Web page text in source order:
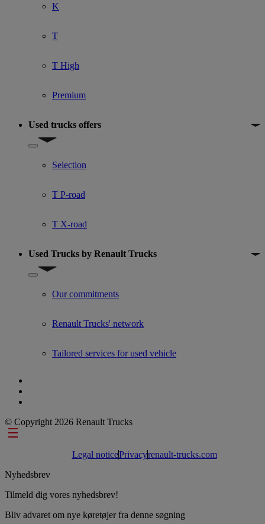
K
T
T High
Premium
Used trucks offers
Show submenu for Used trucks offers
Selection
T P-road
T X-road
Used Trucks by Renault Trucks
Show submenu for Used Trucks by Renault Trucks
Our commitments
Renault Trucks' network
Tailored services for used vehicle
© Copyright 2026 Renault Trucks
Footer links
Legal noticePrivacyrenault-trucks.com
Nyhedsbrev
Tilmeld dig vores nyhedsbrev!
Bliv advaret om nye køretøjer fra denne søgning